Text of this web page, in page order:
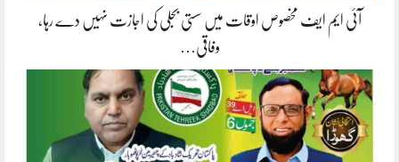
آئی ایم ایف مخصوص اوقات میں سستی بجلی کی اجازت نہیں دے رہا،
وفاقی…